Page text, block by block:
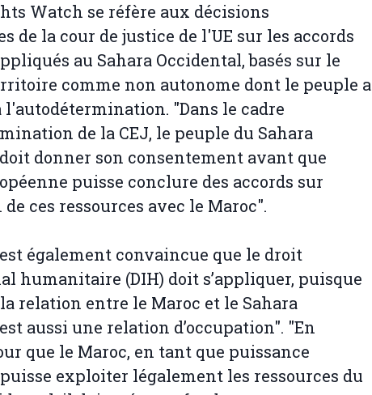
Watch se réfère aux décisions
de la cour de justice de l'UE sur les accords
au Sahara Occidental, basés sur le
comme non autonome dont le peuple a
l'autodétermination. "Dans le cadre
de la CEJ, le peuple du Sahara
donner son consentement avant que
puisse conclure des accords sur
ces ressources avec le Maroc".
est également convaincue que le droit
humanitaire (DIH) doit s’appliquer, puisque
relation entre le Maroc et le Sahara
aussi une relation d’occupation". "En
que le Maroc, en tant que puissance
exploiter légalement les ressources du